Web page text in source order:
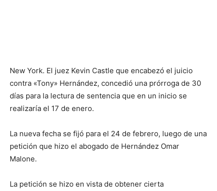
New York. El juez Kevin Castle que encabezó el juicio
contra «Tony» Hernández, concedió una prórroga de 30
días para la lectura de sentencia que en un inicio se
realizaría el 17 de enero.
La nueva fecha se fijó para el 24 de febrero, luego de una
petición que hizo el abogado de Hernández Omar
Malone.
La petición se hizo en vista de obtener cierta